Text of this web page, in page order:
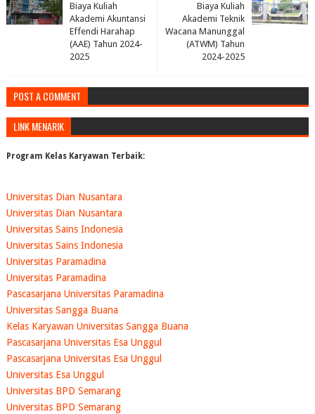
Biaya Kuliah
Akademi Teknik
Wacana Manunggal
(ATWM) Tahun
2024-2025
Biaya Kuliah
Akademi Akuntansi
Effendi Harahap
(AAE) Tahun 2024-
2025
POST A COMMENT
LINK MENARIK
Program Kelas Karyawan Terbaik:
Universitas Dian Nusantara
Universitas Dian Nusantara
Universitas Sains Indonesia
Universitas Sains Indonesia
Universitas Paramadina
Universitas Paramadina
Pascasarjana Universitas Paramadina
Universitas Sangga Buana
Kelas Karyawan Universitas Sangga Buana
Pascasarjana Universitas Esa Unggul
Pascasarjana Universitas Esa Unggul
Universitas Esa Unggul
Universitas BPD Semarang
Universitas BPD Semarang